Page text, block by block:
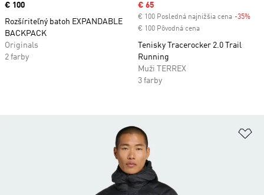
Price
€ 100
Rozšíriteľný batoh EXPANDABLE
BACKPACK
Originals
2 farby
Sale price
€ 65
€ 100 Posledná najnižšia cena -35%
€ 100 Pôvodná cena
Tenisky Tracerocker 2.0 Trail
Running
Muži TERREX
3 farby